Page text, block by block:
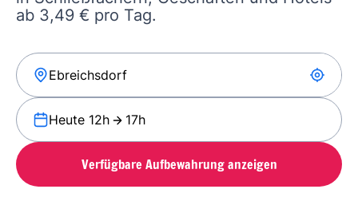
ab 3,49 € pro Tag.
Heute 12h 17h
Verfügbare Aufbewahrung anzeigen